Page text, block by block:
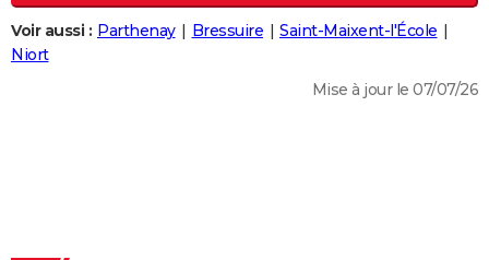
Destinations
City break
Voyage nature
Voyage de noces
Forum
Climat
+
PHOTO
Voir aussi : Parthenay Bressuire
Saint-Maixent-l'École
Niort
Mise à jour le 07/07/26